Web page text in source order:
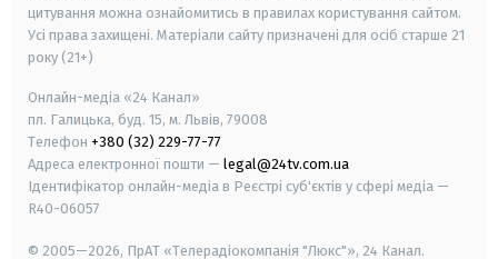
цитування можна ознайомитись в правилах користування сайтом.
Усі права захищені. Матеріали сайту призначені для осіб старше 21
року (21+)
Онлайн-медіа «24 Канал»
пл. Галицька, буд. 15, м. Львів, 79008
Телефон +380 (32) 229-77-77
Адреса електронної пошти — legal@24tv.com.ua
Ідентифікатор онлайн-медіа в Реєстрі суб'єктів у сфері медіа —
R40-06057
© 2005—2026, ПрАТ «Телерадіокомпанія "Люкс"», 24 Канал.